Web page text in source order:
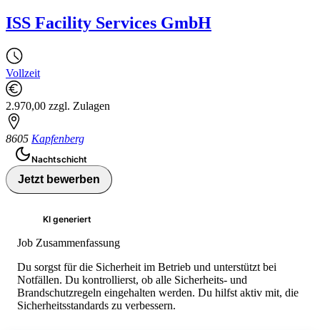
ISS Facility Services GmbH
Vollzeit
2.970,00 zzgl. Zulagen
8605 Kapfenberg
Nachtschicht
Jetzt bewerben
KI generiert
Job Zusammenfassung
Du sorgst für die Sicherheit im Betrieb und unterstützt bei
Notfällen. Du kontrollierst, ob alle Sicherheits- und
Brandschutzregeln eingehalten werden. Du hilfst aktiv mit, die
Sicherheitsstandards zu verbessern.